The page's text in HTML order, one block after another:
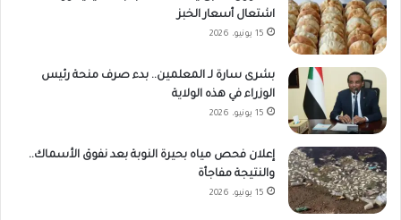
اشتعال أسعار الخبز
15 يونيو، 2026
بشرى سارة لـ المعلمين.. بدء صرف منحة رئيس
الوزراء في هذه الولاية
15 يونيو، 2026
إعلان فحص مياه بحيرة النوبة بعد نفوق الأسماك..
والنتيجة مفاجأة
15 يونيو، 2026